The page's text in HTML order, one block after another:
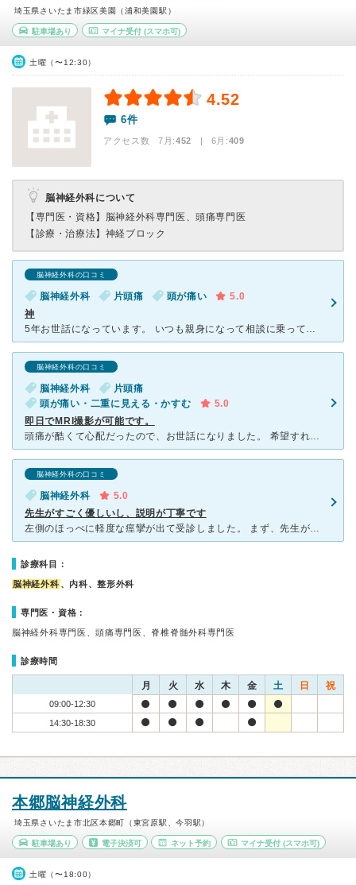
埼玉県さいたま市緑区美園（浦和美園駅）
駐車場あり マイナ受付(スマホ可)
土曜（〜12:30）
4.52
6件
アクセス数 7月:452 | 6月:409
脳神経外科について
【専門医・資格】 脳神経外科専門医、頭痛専門医
【診療・治療法】 神経ブロック
脳神経外科の口コミ
脳神経外科 片頭痛 頭が痛い
5.0
神
5年お世話になっています。 いつも親身になって相談に乗ってくださっています。 30年以上緊張型頭痛に苦しんでおりましたが、とみた先生のおかげで偏頭痛も持っていることに気が付きました。 い
脳神経外科の口コミ
脳神経外科
片頭痛
頭が痛い・二重に見える・かすむ
5.0
即日でMRI撮影が可能です。
頭痛が酷くて心配だったので、お世話になりました。 希望すれば、当日にMRIを撮ってくれます。 先生も優しく穏やかな方で画像を見ながら丁寧に説明してくれました。 その後、中学生の娘も頭痛と視野
脳神経外科の口コミ
脳神経外科
5.0
先生がすごく優しいし、説明が丁寧です
左側のほっぺに軽度な痙攣が出て受診しました。 まず、先生がこちらの話をよく聞いてくれて、素人に理解しやすい説明をしてくれます。 混んでるわけがわかりました。 待合室は清潔で広々としています。
診療科目：
脳神経外科 、内科、整形外科
専門医・資格：
脳神経外科専門医、頭痛専門医、脊椎脊髄外科専門医
診療時間
月 火 水 木 金 土 日 祝
09:00-12:30
14:30-18:30
本郷脳神経外科
埼玉県さいたま市北区本郷町（東宮原駅、今羽駅）
駐車場あり 電子決済可 ネット予約 マイナ受付 (スマホ可)
土曜（〜18:00）